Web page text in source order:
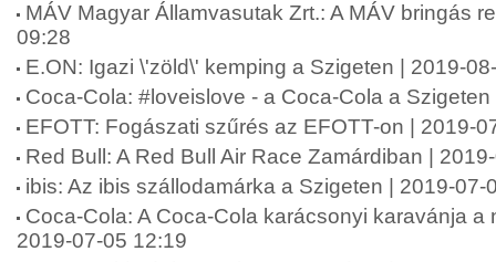
MÁV Magyar Államvasutak Zrt.: A MÁV bringás
09:28
E.ON: Igazi \'zöld\' kemping a Szigeten | 2019-
Coca-Cola: #loveislove - a Coca-Cola a
EFOTT: Fogászati szűrés az EFOTT-on | 2019-
Red Bull: A Red Bull Air Race Zamárdiban |
ibis: Az ibis szállodamárka a Szigeten | 2019-07-
Coca-Cola: A Coca-Cola karácsonyi karavánja a
2019-07-05 12:19